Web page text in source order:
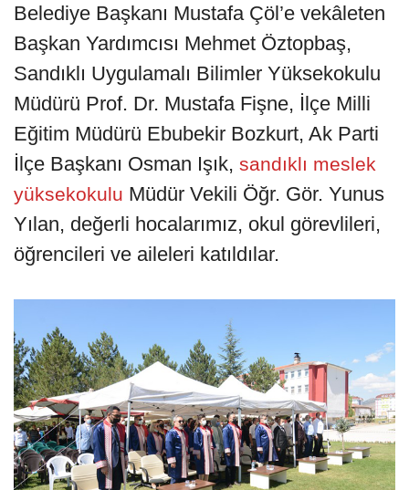
Belediye Başkanı Mustafa Çöl’e vekâleten
Başkan Yardımcısı Mehmet Öztopbaş,
Sandıklı Uygulamalı Bilimler Yüksekokulu
Müdürü Prof. Dr. Mustafa Fişne, İlçe Milli
Eğitim Müdürü Ebubekir Bozkurt, Ak Parti
İlçe Başkanı Osman Işık, sandıklı meslek
yüksekokulu Müdür Vekili Öğr. Gör. Yunus
Yılan, değerli hocalarımız, okul görevlileri,
öğrencileri ve aileleri katıldılar.